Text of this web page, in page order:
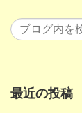
最近の投稿